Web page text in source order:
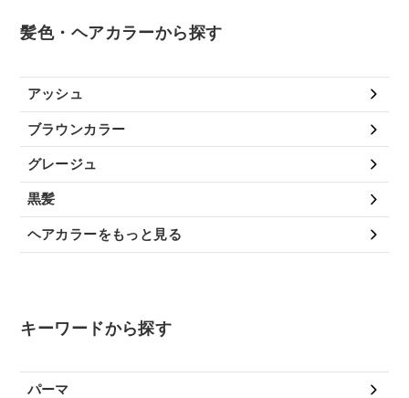
髪色・ヘアカラーから探す
アッシュ
ブラウンカラー
グレージュ
黒髪
ヘアカラーをもっと見る
キーワードから探す
パーマ